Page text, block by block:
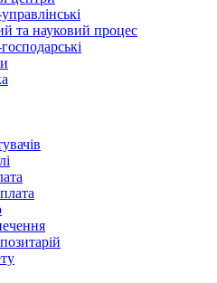
та науковий процес